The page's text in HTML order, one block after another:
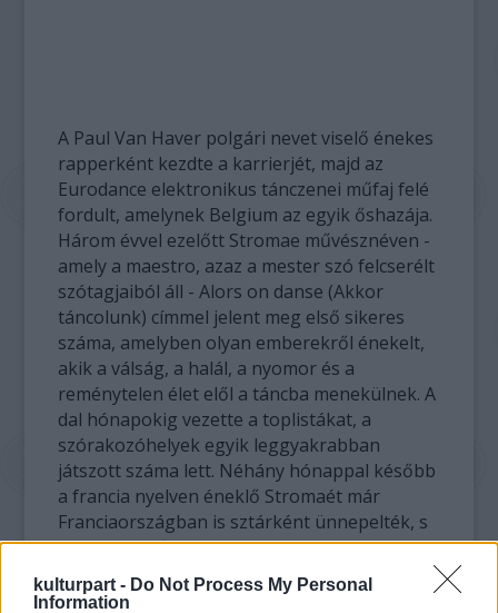
kulturpart - Do Not Process My Personal
Information
A Paul Van Haver polgári nevet viselő énekes
rapperként kezdte a karrierjét, majd az
Eurodance elektronikus tánczenei műfaj felé
fordult, amelynek Belgium az egyik őshazája.
Három évvel ezelőtt Stromae művésznéven -
amely a maestro, azaz a mester szó felcserélt
szótagjaiból áll - Alors on danse (Akkor
táncolunk) címmel jelent meg első sikeres
száma, amelyben olyan emberekről énekelt,
akik a válság, a halál, a nyomor és a
reménytelen élet elől a táncba menekülnek. A
dal hónapokig vezette a toplistákat, a
szórakozóhelyek egyik leggyakrabban
játszott száma lett. Néhány hónappal később
a francia nyelven éneklő Stromaét már
Franciaországban is sztárként ünnepelték, s
egykori honfitársához, Jacques Brelhez
hasonlították. Azóta koncertjeire alig lehet
jegyet kapni.